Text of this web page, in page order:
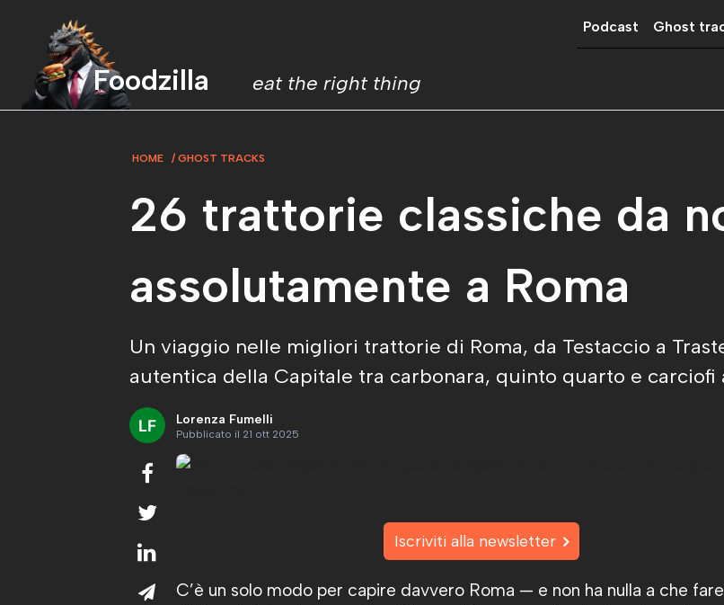
Foodzilla eat the right thing
Podcast Ghost
HOME GHOST TRACKS
26 trattorie classiche da
assolutamente a Roma
Un viaggio nelle migliori trattorie di Roma, da Testaccio a
autentica della Capitale tra carbonara, quinto quarto e carciofi
Lorenza Fumelli
Pubblicato il 21 ott 2025
Iscriviti alla newsletter
C’è un solo modo per capire davvero Roma — e non ha nulla a che